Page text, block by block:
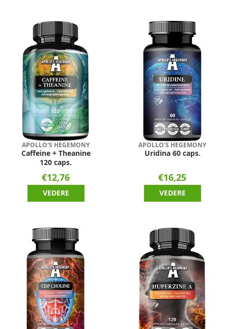
APOLLO'S HEGEMONY
Caffeine + Theanine
120 caps.
€12,76
VEDERE
APOLLO'S HEGEMONY
Uridina 60 caps.
€16,25
VEDERE